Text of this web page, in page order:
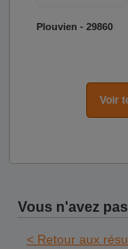
Plouvien - 29860
Voir
Vous n'avez
< Retour aux